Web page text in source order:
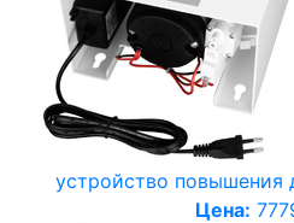
устройство
Цена: